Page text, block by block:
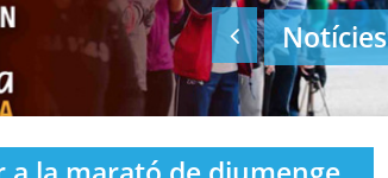
Notícies